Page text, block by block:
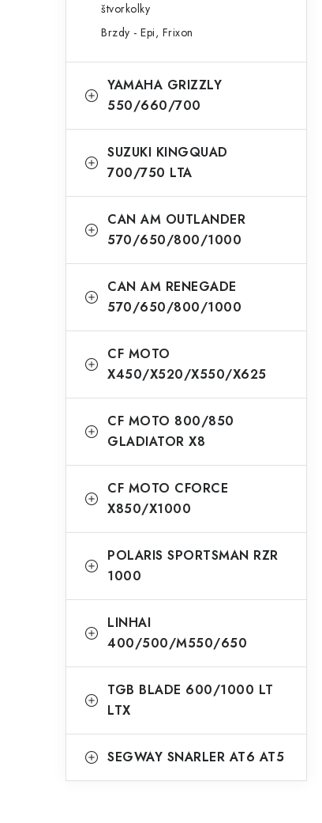
štvorkolky
Brzdy - Epi, Frixon
YAMAHA GRIZZLY
550/660/700
SUZUKI KINGQUAD
700/750 LTA
CAN AM OUTLANDER
570/650/800/1000
CAN AM RENEGADE
570/650/800/1000
CF MOTO
X450/X520/X550/X625
CF MOTO 800/850
GLADIATOR X8
CF MOTO CFORCE
X850/X1000
POLARIS SPORTSMAN RZR
1000
LINHAI
400/500/M550/650
TGB BLADE 600/1000 LT
LTX
SEGWAY SNARLER AT6 AT5